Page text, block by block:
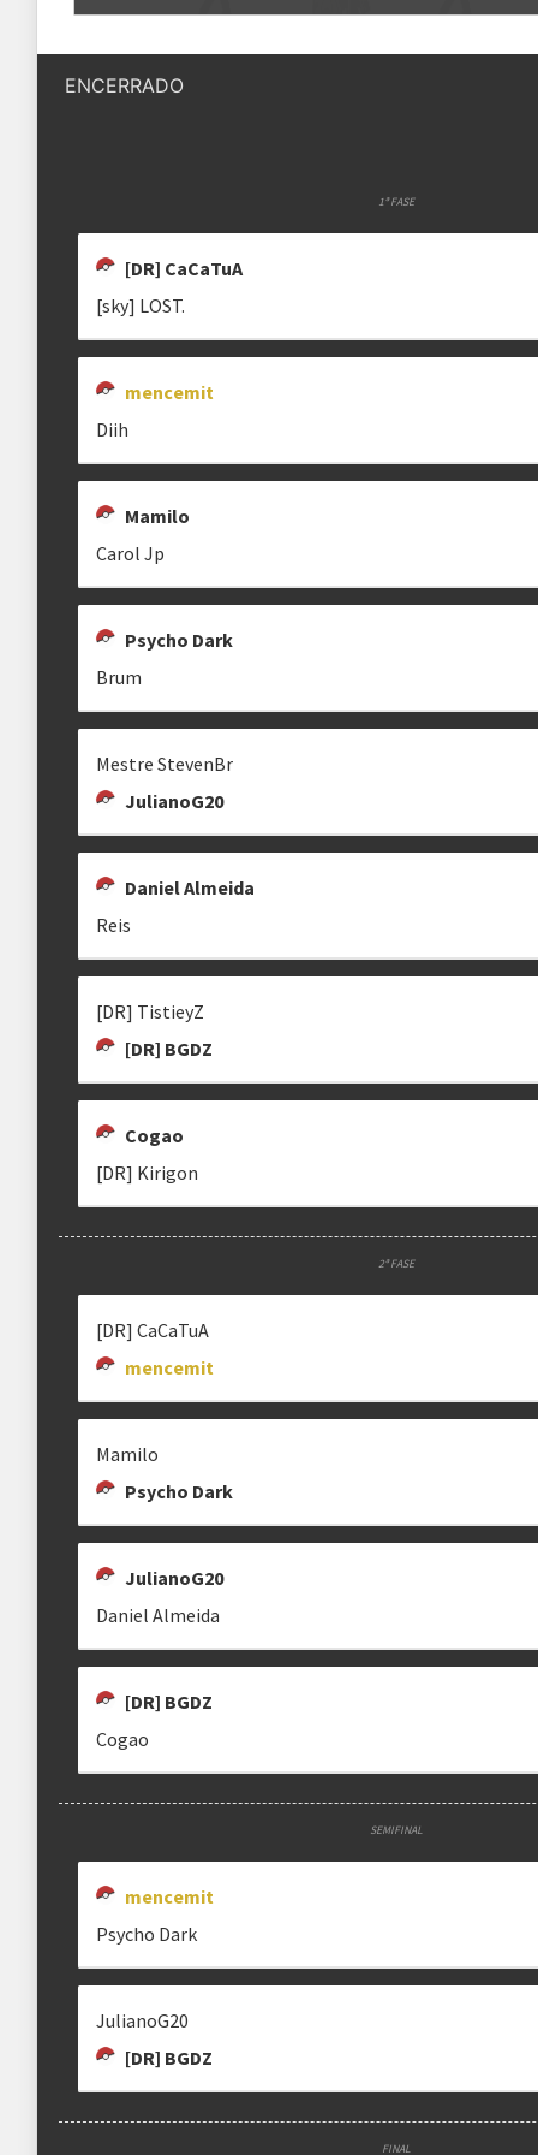
Formato
Rematches
Estrutura das chaves
Etapa única Chaves mata-mata
[DR] KIRIGON
DANIEL ALMEIDA
ENCERRADO
1ª FASE
[DR] CaCaTuA
[sky] LOST.
mencemit
Diih
Mamilo
Carol Jp
Psycho Dark
Brum
Mestre StevenBr
JulianoG20
Daniel Almeida
Reis
[DR] TistieyZ
[DR] BGDZ
Cogao
[DR] Kirigon
2ª FASE
[DR] CaCaTuA
mencemit
Mamilo
Psycho Dark
JulianoG20
Daniel Almeida
[DR] BGDZ
Cogao
SEMIFINAL
mencemit
Psycho Dark
JulianoG20
[DR] BGDZ
FINAL